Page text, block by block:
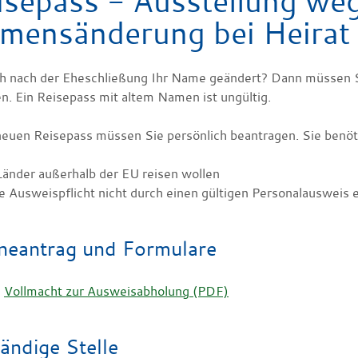
bei
nach der Eheschließung Ihr Name geändert? Dann
Ein Reisepass mit altem Namen ist ungültig.
Reisepass müssen Sie persönlich beantragen. Sie
außerhalb der EU reisen wollen
Ausweispflicht nicht durch einen gültigen Personalausweis
und Formulare
Vollmacht zur Ausweisabholung (PDF)
Stelle